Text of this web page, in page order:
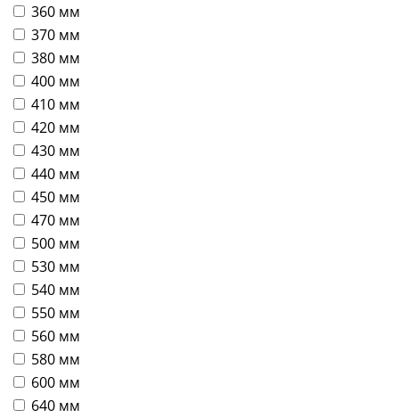
360 мм
370 мм
380 мм
400 мм
410 мм
420 мм
430 мм
440 мм
450 мм
470 мм
500 мм
530 мм
540 мм
550 мм
560 мм
580 мм
600 мм
640 мм